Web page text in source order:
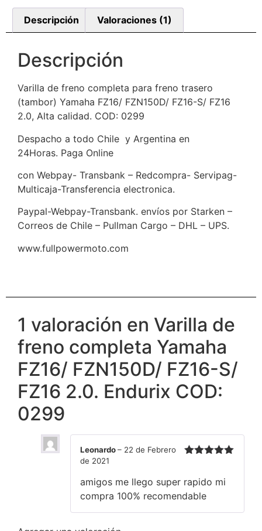
Descripción Valoraciones (1)
Descripción
Varilla de freno completa para freno trasero
(tambor) Yamaha FZ16/ FZN150D/ FZ16-S/ FZ16
2.0, Alta calidad. COD: 0299
Despacho a todo Chile y Argentina en
24Horas. Paga Online
con Webpay- Transbank – Redcompra- Servipag-
Multicaja-Transferencia electronica.
Paypal-Webpay-Transbank. envíos por Starken –
Correos de Chile – Pullman Cargo – DHL – UPS.
www.fullpowermoto.com
1 valoración en Varilla de
freno completa Yamaha
FZ16/ FZN150D/ FZ16-S/
FZ16 2.0. Endurix COD:
0299
Leonardo– 22 de Febrero
de 2021
amigos me llego super rapido mi
compra 100% recomendable